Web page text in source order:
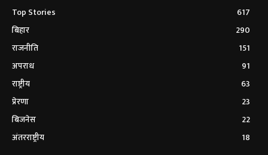
Top Stories
617
बिहार
290
राजनीति
151
अपराध
91
राष्ट्रीय
63
प्रेरणा
23
बिजनेस
22
अंतरराष्ट्रीय
18